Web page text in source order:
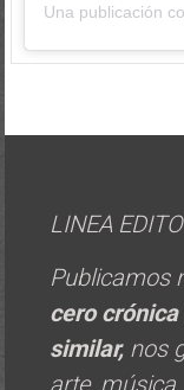
LINEA
Publicamos
cero
similar, nos
arte,